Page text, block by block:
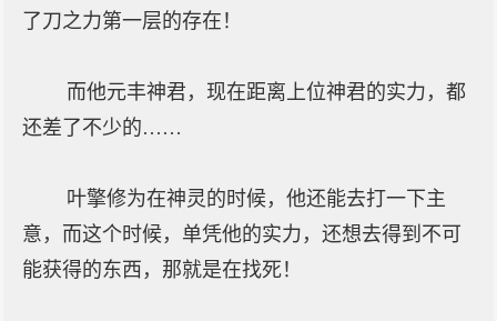
了刀之力第一层的存在！
而他元丰神君，现在距离上位神君的实力，都
还差了不少的……
叶擎修为在神灵的时候，他还能去打一下主
意，而这个时候，单凭他的实力，还想去得到不可
能获得的东西，那就是在找死！